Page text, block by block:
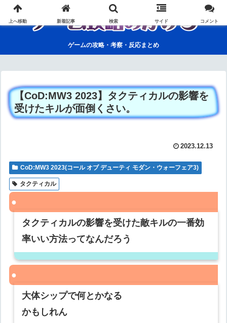
ゲームの攻略・考察・反応まとめ
【CoD:MW3 2023】タクティカルの影響を
受けたキルが面倒くさい。
2023.12.13
CoD:MW3 2023(コール オブ デューティ モダン・ウォーフェア3)
タクティカル
タクティカルの影響を受けた敵キルの一番効
率いい方法ってなんだろう
大体シップで何とかなる
かもしれん
上へ移動 新着記事 検索 サイド コメント